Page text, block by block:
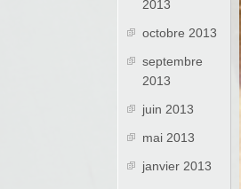
2013
octobre 2013
septembre
2013
juin 2013
mai 2013
janvier 2013